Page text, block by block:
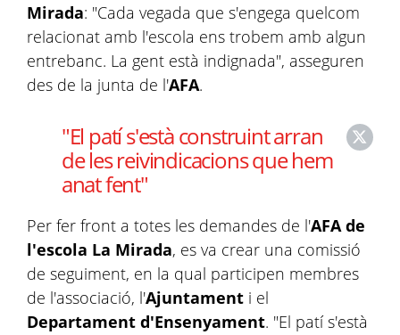
Mirada: "Cada vegada que s'engega quelcom
relacionat amb l'escola ens trobem amb algun
entrebanc. La gent està indignada", asseguren
des de la junta de l'AFA.
"El patí s'està construint arran
de les reivindicacions que hem
anat fent"
Per fer front a totes les demandes de l'AFA de
l'escola La Mirada, es va crear una comissió
de seguiment, en la qual participen membres
de l'associació, l'Ajuntament i el
Departament d'Ensenyament. "El patí s'està